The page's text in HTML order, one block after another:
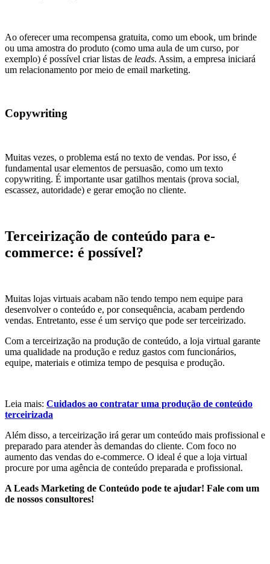
Ao oferecer uma recompensa gratuita, como um ebook, um brinde
ou uma amostra do produto (como uma aula de um curso, por
exemplo) é possível criar listas de leads. Assim, a empresa iniciará
um relacionamento por meio de email marketing.
Copywriting
Muitas vezes, o problema está no texto de vendas. Por isso, é
fundamental usar elementos de persuasão, como um texto
copywriting. É importante usar gatilhos mentais (prova social,
escassez, autoridade) e gerar emoção no cliente.
Terceirização de conteúdo para e-
commerce: é possível?
Muitas lojas virtuais acabam não tendo tempo nem equipe para
desenvolver o conteúdo e, por consequência, acabam perdendo
vendas. Entretanto, esse é um serviço que pode ser terceirizado.
Com a terceirização na produção de conteúdo, a loja virtual garante
uma qualidade na produção e reduz gastos com funcionários,
equipe, materiais e otimiza tempo de pesquisa e produção.
Leia mais: Cuidados ao contratar uma produção de conteúdo
terceirizada
Além disso, a terceirização irá gerar um conteúdo mais profissional e
preparado para atender às demandas do cliente. Com foco no
aumento das vendas do e-commerce. O ideal é que a loja virtual
procure por uma agência de conteúdo preparada e profissional.
A Leads Marketing de Conteúdo pode te ajudar! Fale com um
de nossos consultores!